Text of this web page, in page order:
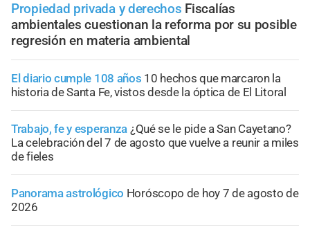
Propiedad privada y derechos Fiscalías
ambientales cuestionan la reforma por su posible
regresión en materia ambiental
El diario cumple 108 años 10 hechos que marcaron la
historia de Santa Fe, vistos desde la óptica de El Litoral
Trabajo, fe y esperanza ¿Qué se le pide a San Cayetano?
La celebración del 7 de agosto que vuelve a reunir a miles
de fieles
Panorama astrológico Horóscopo de hoy 7 de agosto de
2026